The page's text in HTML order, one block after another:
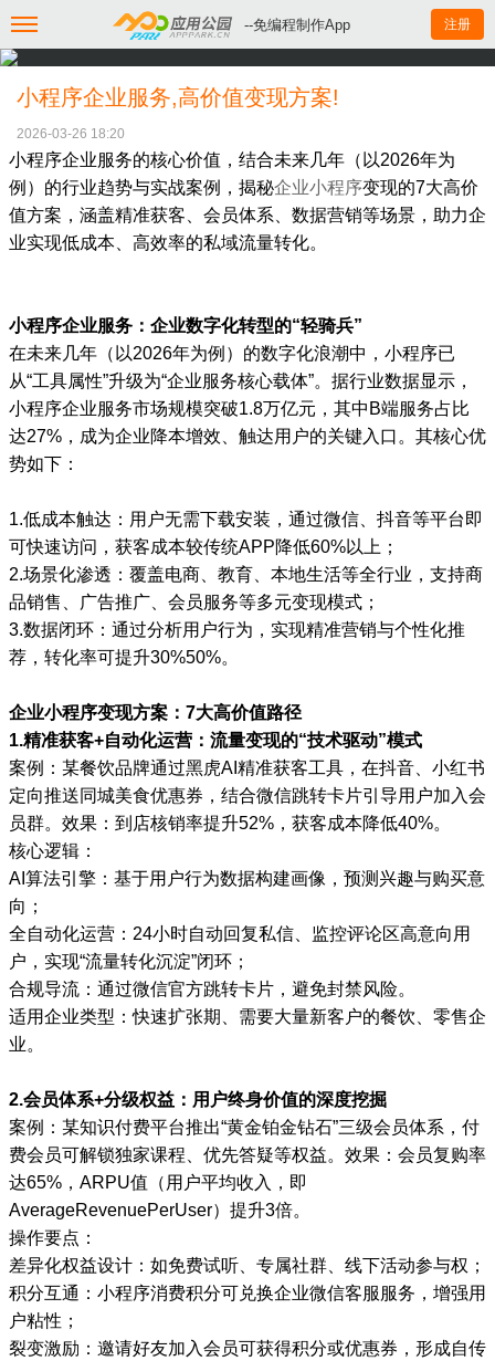
--免编程制作App 注册
小程序企业服务,高价值变现方案!
2026-03-26 18:20
小程序企业服务的核心价值，结合未来几年（以2026年为
例）的行业趋势与实战案例，揭秘企业小程序变现的7大高价
值方案，涵盖精准获客、会员体系、数据营销等场景，助力企
业实现低成本、高效率的私域流量转化。
小程序企业服务：企业数字化转型的“轻骑兵”
在未来几年（以2026年为例）的数字化浪潮中，小程序已
从“工具属性”升级为“企业服务核心载体”。据行业数据显示，
小程序企业服务市场规模突破1.8万亿元，其中B端服务占比
达27%，成为企业降本增效、触达用户的关键入口。其核心优
势如下：
1.低成本触达：用户无需下载安装，通过微信、抖音等平台即
可快速访问，获客成本较传统APP降低60%以上；
2.场景化渗透：覆盖电商、教育、本地生活等全行业，支持商
品销售、广告推广、会员服务等多元变现模式；
3.数据闭环：通过分析用户行为，实现精准营销与个性化推
荐，转化率可提升30%50%。
企业小程序变现方案：7大高价值路径
1.精准获客+自动化运营：流量变现的“技术驱动”模式
案例：某餐饮品牌通过黑虎AI精准获客工具，在抖音、小红书
定向推送同城美食优惠券，结合微信跳转卡片引导用户加入会
员群。效果：到店核销率提升52%，获客成本降低40%。
核心逻辑：
AI算法引擎：基于用户行为数据构建画像，预测兴趣与购买意
向；
全自动化运营：24小时自动回复私信、监控评论区高意向用
户，实现“流量转化沉淀”闭环；
合规导流：通过微信官方跳转卡片，避免封禁风险。
适用企业类型：快速扩张期、需要大量新客户的餐饮、零售企
业。
2.会员体系+分级权益：用户终身价值的深度挖掘
案例：某知识付费平台推出“黄金铂金钻石”三级会员体系，付
费会员可解锁独家课程、优先答疑等权益。效果：会员复购率
达65%，ARPU值（用户平均收入，即
AverageRevenuePerUser）提升3倍。
操作要点：
差异化权益设计：如免费试听、专属社群、线下活动参与权；
积分互通：小程序消费积分可兑换企业微信客服服务，增强用
户粘性；
裂变激励：邀请好友加入会员可获得积分或优惠券，形成自传